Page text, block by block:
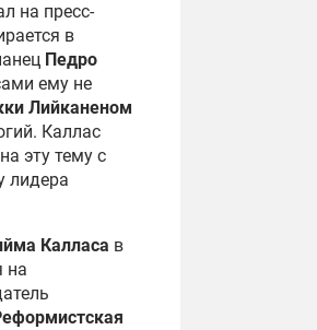
на пресс-
в
Педро
ему не
Лийканеном
Каллас
эту тему с
лидера
Калласа в
на